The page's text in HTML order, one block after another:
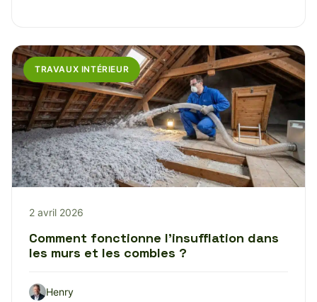
TRAVAUX INTÉRIEUR
2 avril 2026
Comment fonctionne l’insufflation dans
les murs et les combles ?
Henry